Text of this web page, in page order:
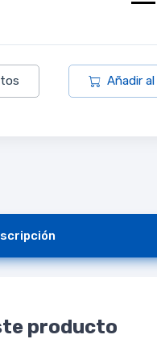
Añadir
producto